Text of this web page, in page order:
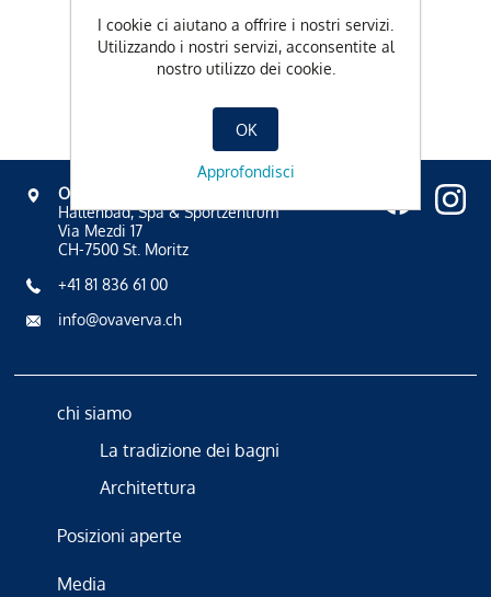
OVAVERVA
Hallenbad, Spa & Sportzentrum
Via Mezdi 17
CH-7500 St. Moritz
+41 81 836 61 00
info@ovaverva.ch
chi siamo
La tradizione dei bagni
Architettura
Posizioni aperte
Media
I cookie ci aiutano a offrire i nostri servizi.
Utilizzando i nostri servizi, acconsentite al
nostro utilizzo dei cookie.
OK
Approfondisci